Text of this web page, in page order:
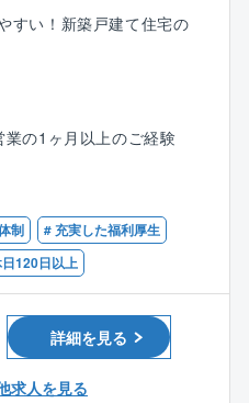
資格学院から)を招き、資
2時間)程度の研修がござ
た模擬試験もあり、実際
ことが出来ます。
場で活かせる知識取得
いくうえで必要となる
ンシャル層に対し手厚
。
提示可能！〉
して5ヶ月分が支給され
なりますが、直近9～10か
そのため、大手ゼネコン
すい！新築戸建て住宅の
様へ、同社の住宅をご
ング、プラン作成
調査、役所調査
プロデュースしていた
揮していただける環境を
の1ヶ月以上のご経験
ある方
者
制
# 充実した福利厚生
120日以上
詳細を見る
求人を見る